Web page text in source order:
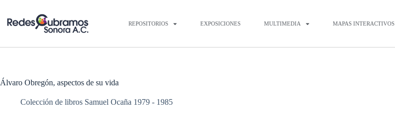
REPOSITORIOS EXPOSICIONES MULTIMEDIA MAPAS INTERACTIVOS
Álvaro Obregón, aspectos de su vida
Colección de libros Samuel Ocaña 1979 - 1985